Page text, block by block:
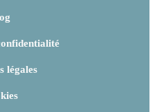
légales